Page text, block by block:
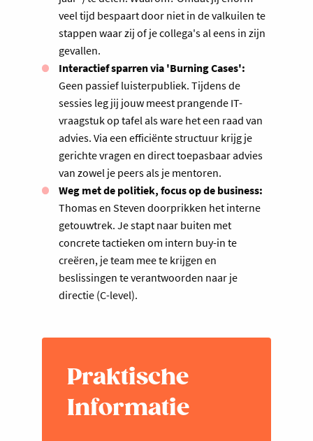
veel tijd bespaart door niet in de valkuilen te
stappen waar zij of je collega's al eens in zijn
gevallen.
Interactief sparren via 'Burning Cases':
Geen passief luisterpubliek. Tijdens de
sessies leg jij jouw meest prangende IT-
vraagstuk op tafel als ware het een raad van
advies. Via een efficiënte structuur krijg je
gerichte vragen en direct toepasbaar advies
van zowel je peers als je mentoren.
Weg met de politiek, focus op de business:
Thomas en Steven doorprikken het interne
getouwtrek. Je stapt naar buiten met
concrete tactieken om intern buy-in te
creëren, je team mee te krijgen en
beslissingen te verantwoorden naar je
directie (C-level).
Praktische
Informatie